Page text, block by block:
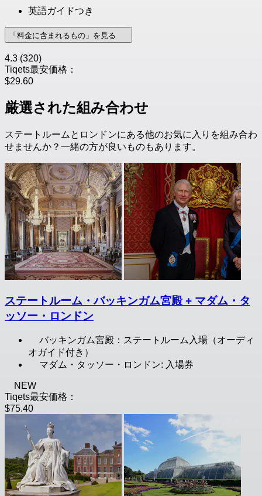
英語ガイドつき
「料金に含まれるもの」を見る
4.3 (320)
Tiqets最安価格：
$29.60
厳選された組み合わせ
ステートルームとロンドンにある他のお気に入りを組み合わ
せませんか？一緒の方が良いものもあります。
ステートルーム・バッキンガム宮殿 + マダム・タ
ッソー・ロンドン
バッキンガム宮殿：ステートルーム入場（オーディ
オガイド付き）
マダム・タッソー・ロンドン: 入場券
NEW
Tiqets最安価格：
$75.40